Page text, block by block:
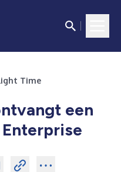
Time
een